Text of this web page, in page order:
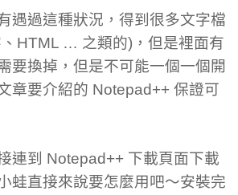
遇過這種狀況，得到很多文字檔
HTML … 之類的)，但是裡面有
要換掉，但是不可能一個一個開
章要介紹的 Notepad++ 保證可
連到 Notepad++ 下載頁面下載
蛙直接來說要怎麼用吧～安裝完